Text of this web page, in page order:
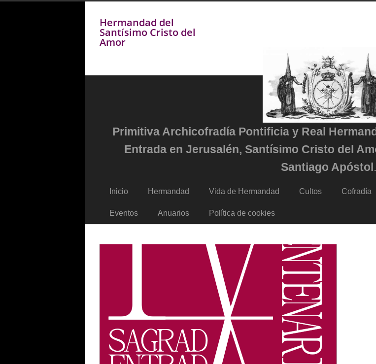
Hermandad del
Santísimo Cristo del
Amor
Primitiva Archicofradía Pontificia y Real
Entrada en Jerusalén, Santísimo Cristo del
Santiago Apóstol.
Inicio Hermandad Vida de Hermandad Cultos Cofradía
Eventos Anuarios Política de cookies